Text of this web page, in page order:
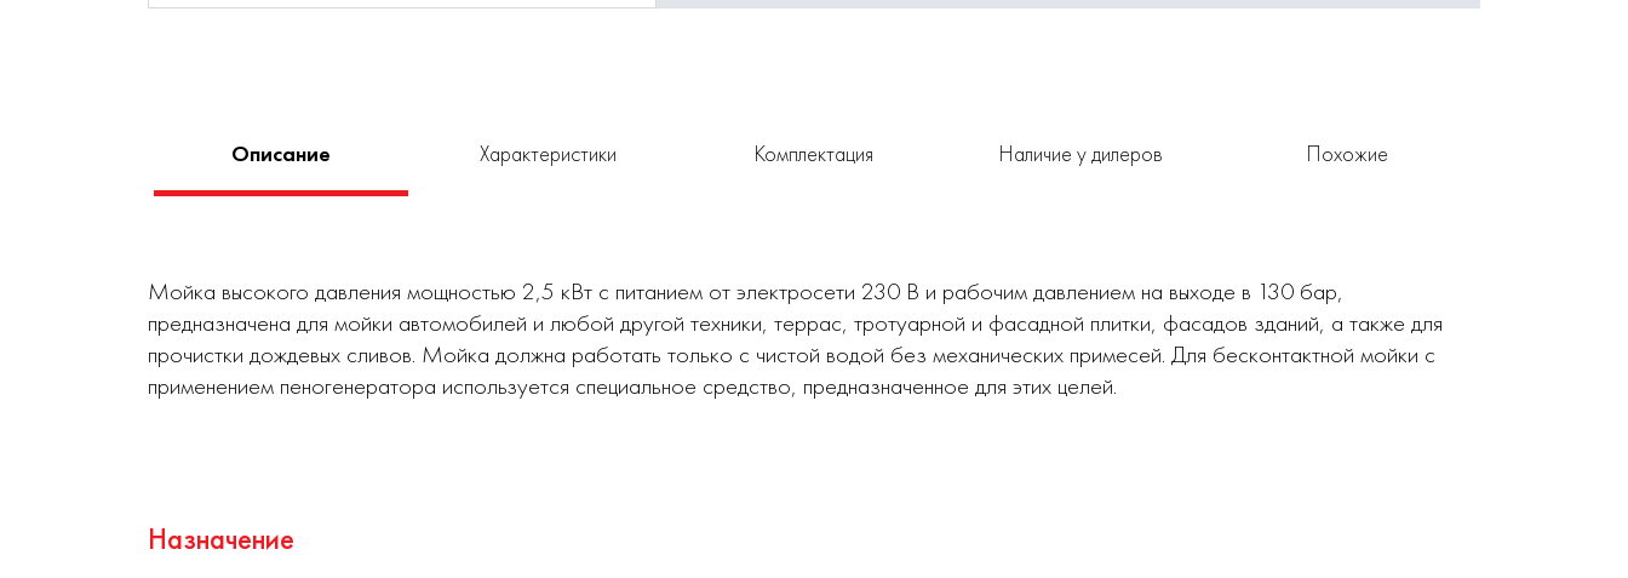
Описание Характеристики Комплектация Наличие у дилеров Похожие
Мойка высокого давления мощностью 2,5 кВт с питанием от электросети 230 В и рабочим давлением на выходе в 130 бар,
предназначена для мойки автомобилей и любой другой техники, террас, тротуарной и фасадной плитки, фасадов зданий, а также для
прочистки дождевых сливов. Мойка должна работать только с чистой водой без механических примесей. Для бесконтактной мойки с
применением пеногенератора используется специальное средство, предназначенное для этих целей.
Назначение